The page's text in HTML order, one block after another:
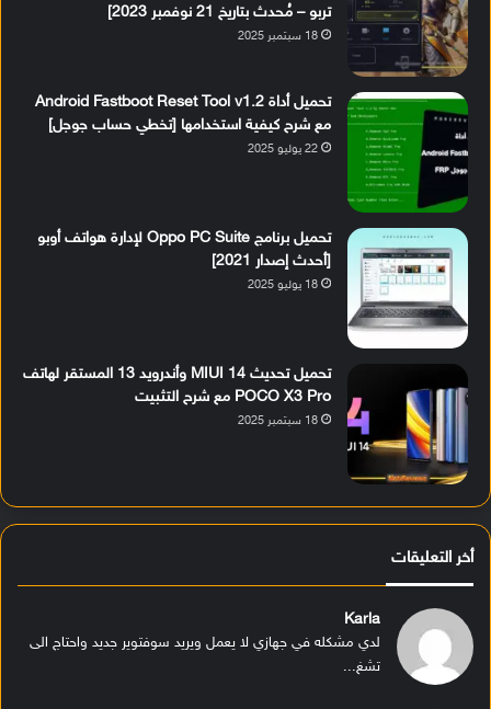
تربو – مُحدث بتاريخ 21 نوفمبر 2023]
18 سبتمبر 2025
تحميل أداة Android Fastboot Reset Tool v1.2
مع شرح كيفية استخدامها [تخطي حساب جوجل]
22 يوليو 2025
تحميل برنامج Oppo PC Suite لإدارة هواتف أوبو
[أحدث إصدار 2021]
18 يوليو 2025
تحميل تحديث MIUI 14 وأندرويد 13 المستقر لهاتف
POCO X3 Pro مع شرح التثبيت
18 سبتمبر 2025
أخر التعليقات
Karla
لدي مشكله في جهازي لا يعمل ويريد سوفتوير جديد واحتاج الى
تشغ...